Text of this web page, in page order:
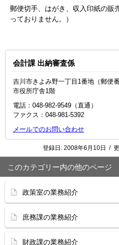
郵便切手、はがき、収入印紙の販
っておりません。）
会計課 出納審査係
吉川市きよみ野一丁目1番地（郵便番
市役所庁舎1階
電話：048-982-9549（直通）
ファクス：048‐981‐5392
メールでのお問い合わせ
登録日: 2008年6月10日 /
このカテゴリー内の他のページ
政策室の業務紹介
庶務課の業務紹介
財政課の業務紹介